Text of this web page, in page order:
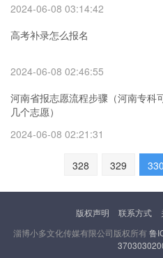
2024-06-08 03:14:42
高考补录怎么报名
2024-06-08 02:46:55
河南省报志愿流程步骤（河南专科
几个志愿）
2024-06-08 02:21:31
328 329 330
版权声明 联系方式
淄博小多文化传媒有限公司版权所有鲁